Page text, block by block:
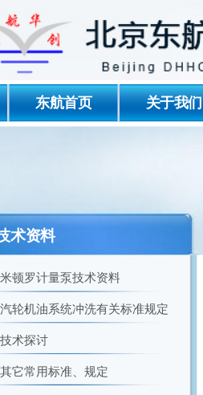
东航首页 关于我们
术资料
米顿罗计量泵技术资料
汽轮机油系统冲洗有关标准规定
技术探讨
其它常用标准、规定